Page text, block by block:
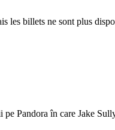
les billets ne sont plus
Pandora în care Jake